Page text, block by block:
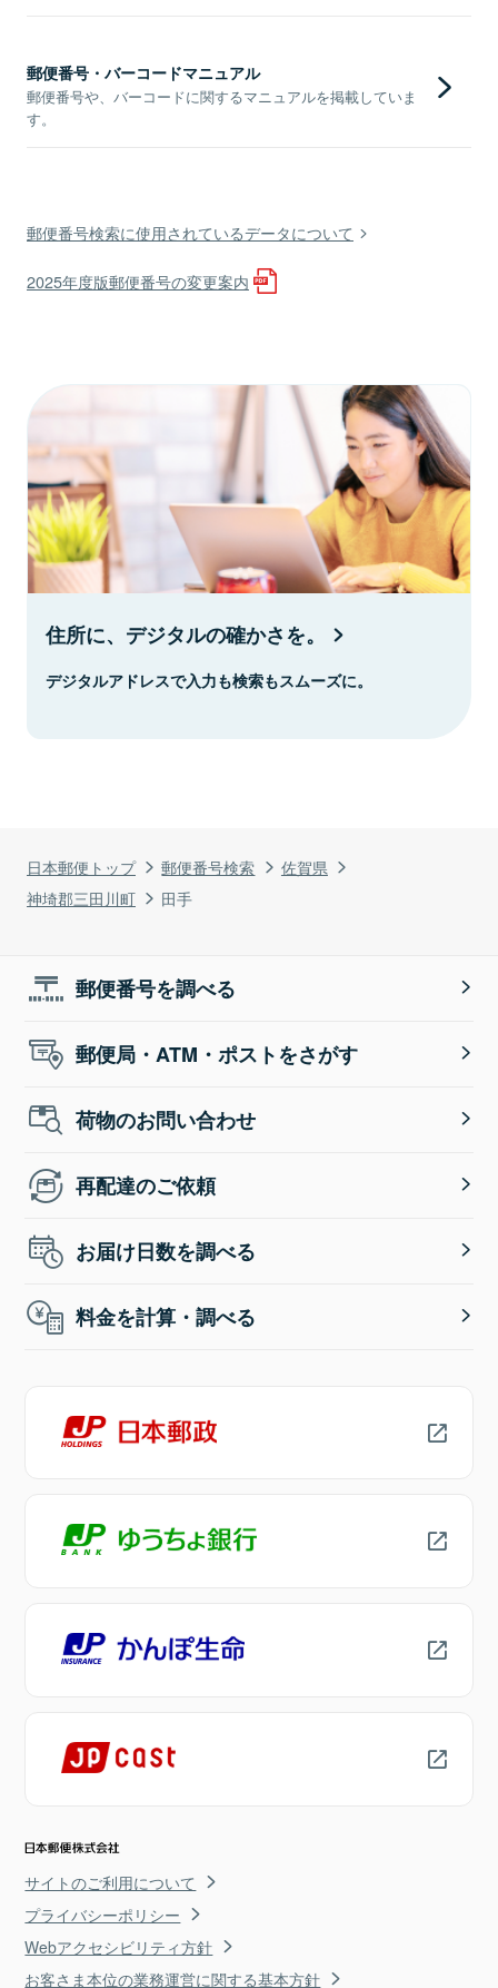
日本郵便トップ 郵便番号検索
佐賀県
神埼郡三田川町
田手
郵便番号・バーコードマニュアル
郵便番号や、バーコードに関するマニュアルを掲載していま
す。
郵便番号検索に使用されているデータについて
2025年度版郵便番号の変更案内
住所に、デジタルの確かさを。
デジタルアドレスで入力も検索もスムーズに。
郵便番号を調べる
郵便局・ATM・ポストをさがす
荷物のお問い合わせ
再配達のご依頼
お届け日数を調べる
料金を計算・調べる
サイトのご利用について
プライバシーポリシー
Webアクセシビリティ方針
お客さま本位の業務運営に関する基本方針